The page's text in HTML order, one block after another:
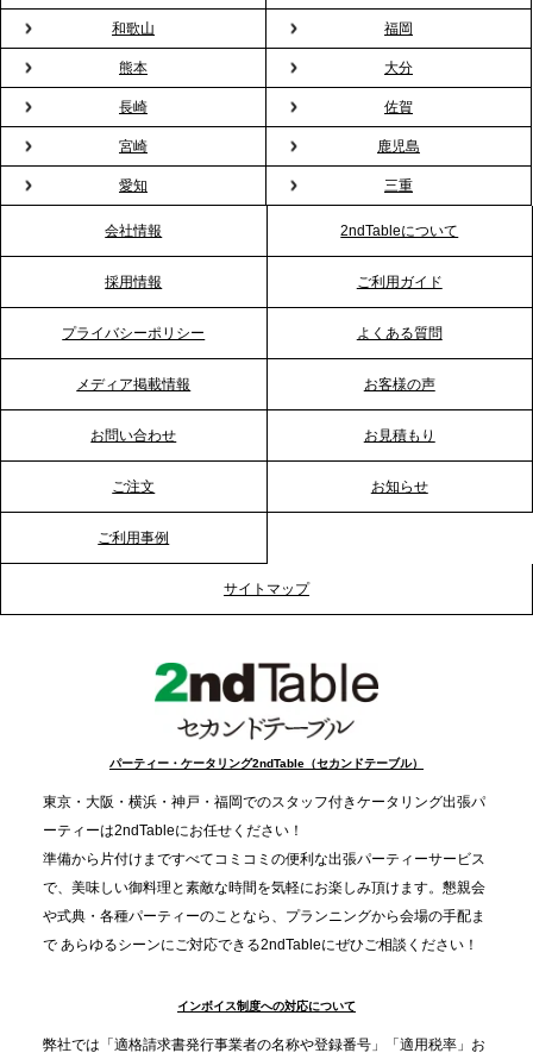
バー」に！福利厚生・社内交流を格上げする《出張
バーテンダー》サービスを開始
2026.1.26
プレスリリースのご案内｜もう「義理チョコ」で悩
まない。職場のバレンタインをケータリングで“福利
厚生”化。採用にも効く新スタイルを提案
2026.1.23
RKB毎日放送「RKB NEWS」で、2ndTable「恵方
巻きケータリング」が紹介されました
2026.1.20
る？「恵方巻きケータリング」で、社内コミュニケ
ーションを活性化
2025.12.12
事提供を実施へ
TBS「Nスタ」で、2ndTable「1DISH」が紹介され
ました
2025.11.21
プレスリリースのご案内｜忘年会は“移動時間ゼロ
分”の時代へ。法人注文が前年比5倍に伸びた「宅配
オードブル」が提案する、新しい乾杯文化
プレスリリースのご案内｜職場で完結する“忘年会・
和歌山 福岡
熊本 大分
長崎 佐賀
宮崎 鹿児島
愛知 三重
会社情報 2ndTableについて
採用情報 ご利用ガイド
プライバシーポリシー よくある質問
メディア掲載情報 お客様の声
お問い合わせ お見積もり
ご注文 お知らせ
ご利用事例
サイトマップ
パーティー・ケータリング2ndTable（セカンドテーブル）
東京・大阪・横浜・神戸・福岡でのスタッフ付きケータリング出張パ
ーティーは2ndTableにお任せください！
準備から片付けまですべてコミコミの便利な出張パーティーサービス
で、美味しい御料理と素敵な時間を気軽にお楽しみ頂けます。懇親会
や式典・各種パーティーのことなら、プランニングから会場の手配ま
で あらゆるシーンにご対応できる2ndTableにぜひご相談ください！
インボイス制度への対応について
弊社では「適格請求書発行事業者の名称や登録番号」「適用税率」お